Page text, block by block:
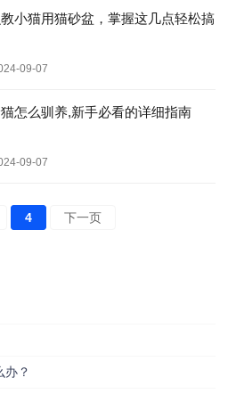
小猫用猫砂盆，掌握这几点轻松搞
09-07
怎么驯养,新手必看的详细指南
09-07
4 下一页
办？